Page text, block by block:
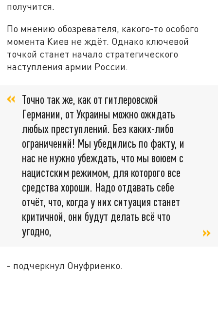
получится.
По мнению обозревателя, какого-то особого
момента Киев не ждёт. Однако ключевой
точкой станет начало стратегического
наступления армии России.
Точно так же, как от гитлеровской
Германии, от Украины можно ожидать
любых преступлений. Без каких-либо
ограничений! Мы убедились по факту, и
нас не нужно убеждать, что мы воюем с
нацистским режимом, для которого все
средства хороши. Надо отдавать себе
отчёт, что, когда у них ситуация станет
критичной, они будут делать всё что
угодно,
- подчеркнул Онуфриенко.